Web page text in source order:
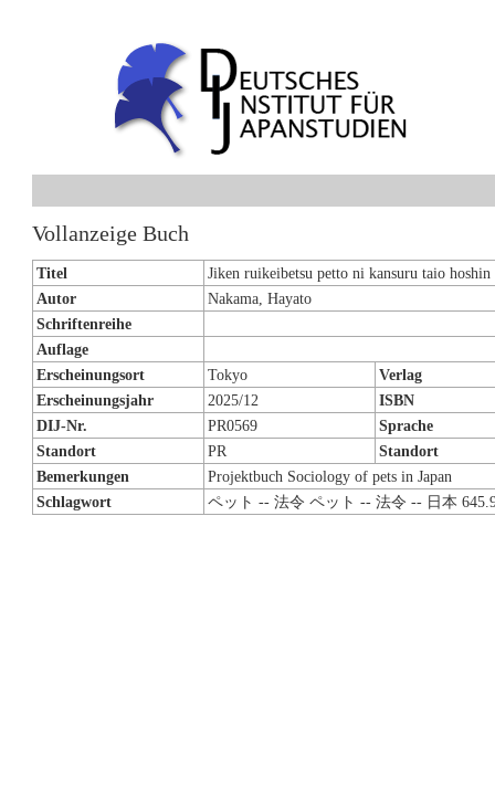
Vollanzeige Buch
Titel
Jiken ruikeibetsu petto ni kansuru taio
Autor
Nakama, Hayato
Schriftenreihe
Auflage
Erscheinungsort
Tokyo
Verlag
Erscheinungsjahr
2025/12
ISBN
DIJ-Nr.
PR0569
Sprache
Standort
PR
Standort
Bemerkungen
Projektbuch Sociology of pets in Japan
Schlagwort
ペット -- 法令 ペット -- 法令 -- 日本